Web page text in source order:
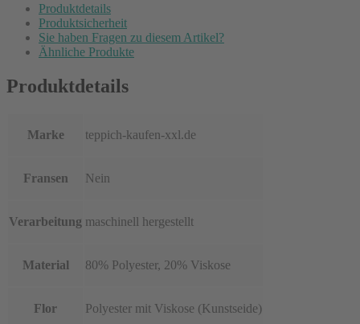
Produktdetails
Produktsicherheit
Sie haben Fragen zu diesem Artikel?
Ähnliche Produkte
Produktdetails
Marke teppich-kaufen-xxl.de
Fransen Nein
Verarbeitung maschinell hergestellt
Material 80% Polyester, 20% Viskose
Flor Polyester mit Viskose (Kunstseide)